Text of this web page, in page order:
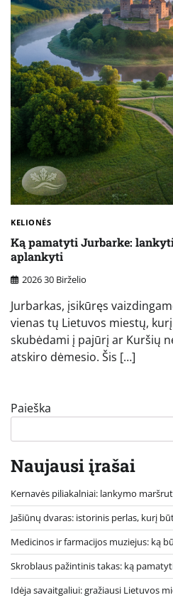
KELIONĖS
Ką pamatyti Jurbarke:
aplankyti
2026 30 Birželio
Jurbarkas, įsikūręs
vienas tų Lietuvos miestų,
skubėdami į pajūrį ar Kuršių
atskiro dėmesio. Šis […]
Paieška
Naujausi įrašai
Kernavės piliakalniai: lankymo
Jašiūnų dvaras: istorinis perlas, kurį
Medicinos ir farmacijos muziejus: ką
Skroblaus pažintinis takas: ką
Idėja savaitgaliui: gražiausi Lietuvos